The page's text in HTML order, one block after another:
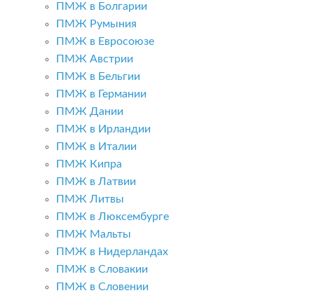
ПМЖ в Болгарии
ПМЖ Румыния
ПМЖ в Евросоюзе
ПМЖ Австрии
ПМЖ в Бельгии
ПМЖ в Германии
ПМЖ Дании
ПМЖ в Ирландии
ПМЖ в Италии
ПМЖ Кипра
ПМЖ в Латвии
ПМЖ Литвы
ПМЖ в Люксембурге
ПМЖ Мальты
ПМЖ в Нидерландах
ПМЖ в Словакии
ПМЖ в Словении